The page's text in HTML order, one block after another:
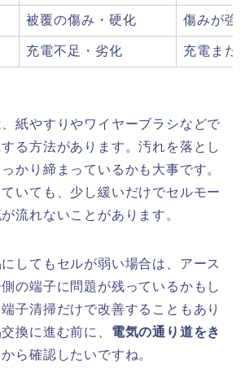
被覆の傷み・硬化 傷みが強
充電不足・劣化 充電また
紙やすりやワイヤーブラシなどで
る方法があります。汚れを落とし
かり締まっているかも大事です。
いても、少し緩いだけでセルモー
流れないことがあります。
してもセルが弱い場合は、アース
の端子に問題が残っているかもし
子清掃だけで改善することもあり
換に進む前に、 電気の通り道をき
ら確認したいですね。